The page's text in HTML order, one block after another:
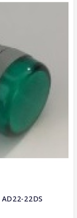
22DS